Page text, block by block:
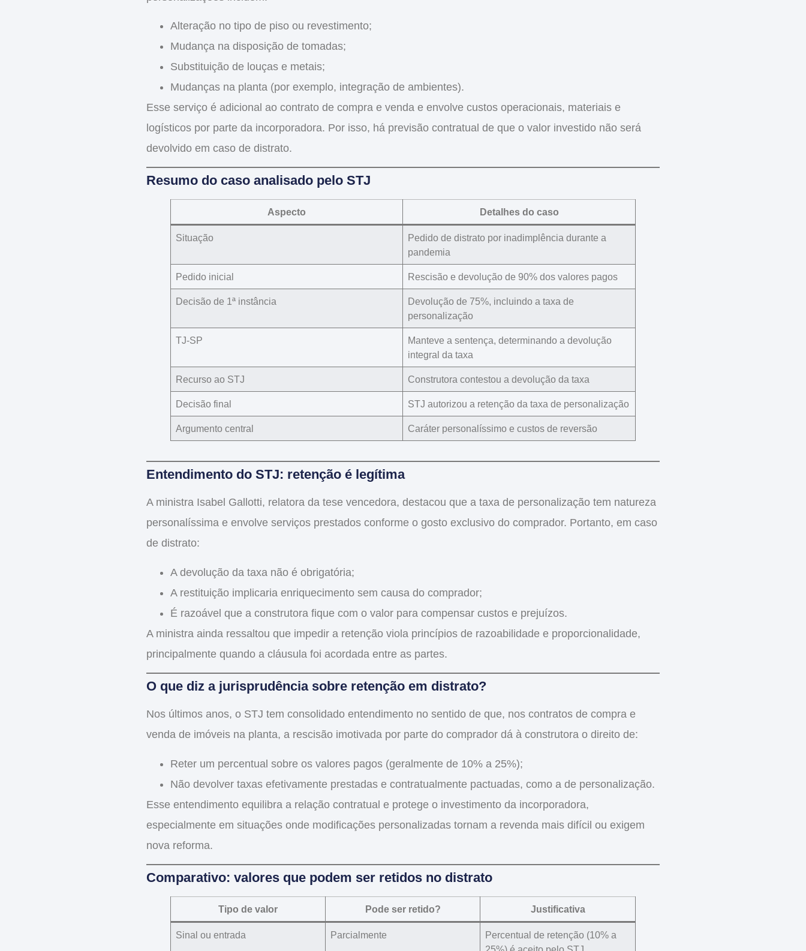
Alteração no tipo de piso ou revestimento;
Mudança na disposição de tomadas;
Substituição de louças e metais;
Mudanças na planta (por exemplo, integração de ambientes).
Esse serviço é adicional ao contrato de compra e venda e envolve custos operacionais, materiais e
logísticos por parte da incorporadora. Por isso, há previsão contratual de que o valor investido não será
devolvido em caso de distrato.
Resumo do caso analisado pelo STJ
Aspecto Detalhes do caso
Situação Pedido dedistrato por inadimplência durante a
pandemia
Pedido inicial Rescisão e devolução de90% dos valores pagos
Decisão de 1ª instância Devolução de 75%, incluindo a taxa de
personalização
TJ-SP
Manteve a sentença, determinando a devolução
integral da taxa
Recurso ao STJ Construtora contestou a devolução da taxa
Decisão final STJ autorizou a retenção da taxa de personalização
Argumento central Caráter personalíssimo ecustos de reversão
Entendimento do STJ: retenção é legítima
A ministra Isabel Gallotti, relatora da tese vencedora, destacou que a taxa de personalização tem natureza
personalíssima e envolve serviços prestados conforme o gosto exclusivo do comprador. Portanto, em caso
de distrato:
A devolução da taxa não é obrigatória;
A restituição implicaria enriquecimento sem causa do comprador;
É razoável que a construtora fique com o valor para compensar custos e prejuízos.
A ministra ainda ressaltou que impedir a retenção viola princípios de razoabilidade e proporcionalidade,
principalmente quando a cláusula foi acordada entre as partes.
O que diz a jurisprudência sobre retenção em distrato?
Nos últimos anos, o STJ tem consolidado entendimento no sentido de que, nos contratos de compra e
venda de imóveis na planta, a rescisão imotivada por parte do comprador dá à construtora o direito de:
Reter um percentual sobre os valores pagos (geralmente de 10% a 25%);
Não devolver taxas efetivamente prestadas e contratualmente pactuadas, como a de personalização.
Esse entendimento equilibra a relação contratual e protege o investimento da incorporadora,
especialmente em situações onde modificações personalizadas tornam a revenda mais difícil ou exigem
nova reforma.
Comparativo: valores que podem ser retidos no distrato
Tipo de valor Pode ser retido? Justificativa
Sinal ou entrada Parcialmente
Percentual de retenção (10% a